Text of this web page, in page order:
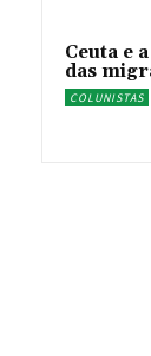
Ceuta e
das
COLUNISTAS